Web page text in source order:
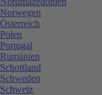
Norwegen
Österreich
Polen
Portugal
Rumänien
Schottland
Schweden
Schweiz